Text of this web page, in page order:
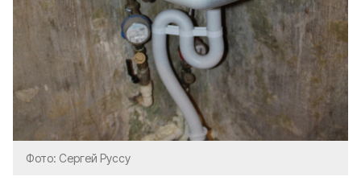
Фото: Сергей Руссу